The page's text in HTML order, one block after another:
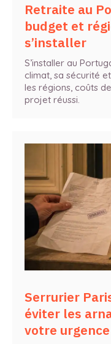
Retraite au
budget et
s’installer
S’installer au
climat, sa sécurité
les régions, coûts
projet réussi.
Serrurier
éviter les
votre urgence